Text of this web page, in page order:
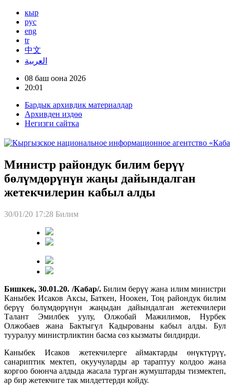
кыр
рус
eng
tr
中文
العربية
08 баш оона 2026
20:01
Бардык архивдик материалдар
Архивден издөө
Негизги сайтка
Министр райондук билим берүү
бөлүмдөрүнүн жаңы дайындалган
жетекчилерин кабыл алды
30/01/20 17:28 Билим
Бишкек, 30.01.20. /Кабар/.Билим берүү жана илим министри
Каныбек Исаков Аксы, Баткен, Ноокен, Тоң райондук билим
берүү бөлүмдөрүнүн жаңыдан дайындалган жетекчилери
Талант Эмилбек уулу, Олжобай Мажилимов, Нурбек
Олжобаев жана Бактыгүл Кадырованы кабыл алды. Бул
тууралуу министрликтин басма сөз кызматы билдирди.
Каныбек Исаков жетекчилерге аймактарды өнүктүрүү,
санариптик мектеп, окуучуларды ар тараптуу колдоо жана
коргоо боюнча алдыда жасала турган жумуштарды тизмектеп,
ар бир жетекчиге так милдеттерди койду.